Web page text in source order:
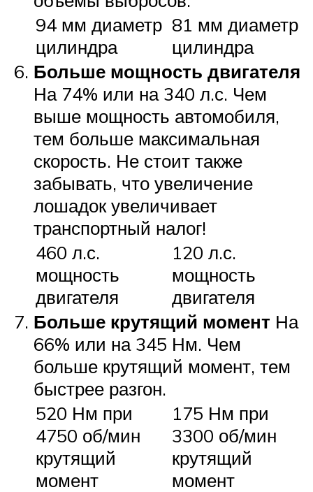
94 мм диаметр
цилиндра
81 мм диаметр
цилиндра
Больше мощность двигателя
На 74% или на 340 л.с. Чем
выше мощность автомобиля,
тем больше максимальная
скорость. Не стоит также
забывать, что увеличение
лошадок увеличивает
транспортный налог!
460 л.с.
мощность
двигателя
120 л.с.
мощность
двигателя
Больше крутящий момент На
66% или на 345 Нм. Чем
больше крутящий момент, тем
быстрее разгон.
520 Нм при
4750 об/мин
крутящий
момент
175 Нм при
3300 об/мин
крутящий
момент